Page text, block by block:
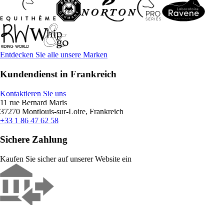
Entdecken Sie alle unsere Marken
Kundendienst in Frankreich
Kontaktieren Sie uns
11 rue Bernard Maris
37270 Montlouis-sur-Loire, Frankreich
+33 1 86 47 62 58
Sichere Zahlung
Kaufen Sie sicher auf unserer Website ein